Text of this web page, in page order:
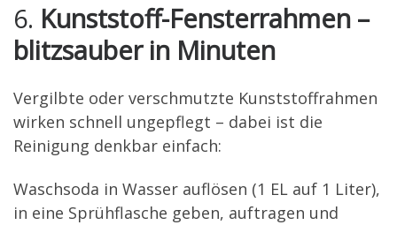
6. Kunststoff-Fensterrahmen –
blitzsauber in Minuten
Vergilbte oder verschmutzte Kunststoffrahmen
wirken schnell ungepflegt – dabei ist die
Reinigung denkbar einfach:
Waschsoda in Wasser auflösen (1 EL auf 1 Liter),
in eine Sprühflasche geben, auftragen und